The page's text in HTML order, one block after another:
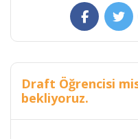
Draft Öğrencisi
bekliyoruz.